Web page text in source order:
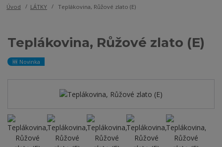
Úvod LÁTKY Teplákovina, Růžové zlato (E)
Teplákovina, Růžové zlato (E)
🆕 Novinka